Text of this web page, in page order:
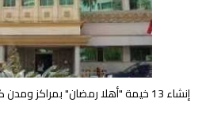
إنشاء 13 خيمة "أهلا رمضان" بمراكز ومدن كفر الشيخ